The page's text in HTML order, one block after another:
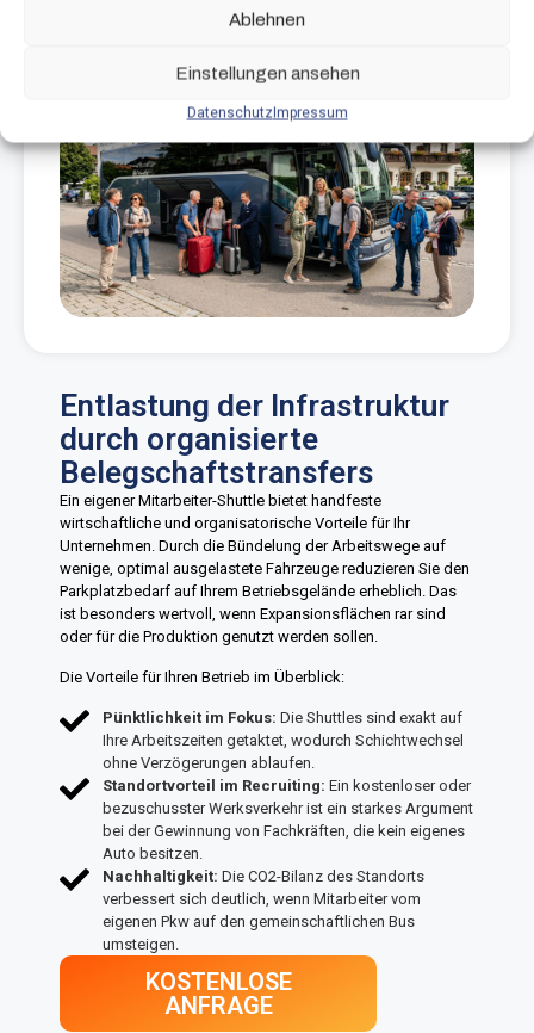
Ablehnen
Einstellungen ansehen
DatenschutzImpressum
Entlastung der Infrastruktur
durch organisierte
Belegschaftstransfers
Ein eigener Mitarbeiter-Shuttle bietet handfeste
wirtschaftliche und organisatorische Vorteile für Ihr
Unternehmen. Durch die Bündelung der Arbeitswege auf
wenige, optimal ausgelastete Fahrzeuge reduzieren Sie den
Parkplatzbedarf auf Ihrem Betriebsgelände erheblich. Das
ist besonders wertvoll, wenn Expansionsflächen rar sind
oder für die Produktion genutzt werden sollen.
Die Vorteile für Ihren Betrieb im Überblick:
Pünktlichkeit im Fokus: Die Shuttles sind exakt auf
Ihre Arbeitszeiten getaktet, wodurch Schichtwechsel
ohne Verzögerungen ablaufen.
Standortvorteil im Recruiting: Ein kostenloser oder
bezuschusster Werksverkehr ist ein starkes Argument
bei der Gewinnung von Fachkräften, die kein eigenes
Auto besitzen.
Nachhaltigkeit: Die CO2-Bilanz des Standorts
verbessert sich deutlich, wenn Mitarbeiter vom
eigenen Pkw auf den gemeinschaftlichen Bus
umsteigen.
KOSTENLOSE
ANFRAGE